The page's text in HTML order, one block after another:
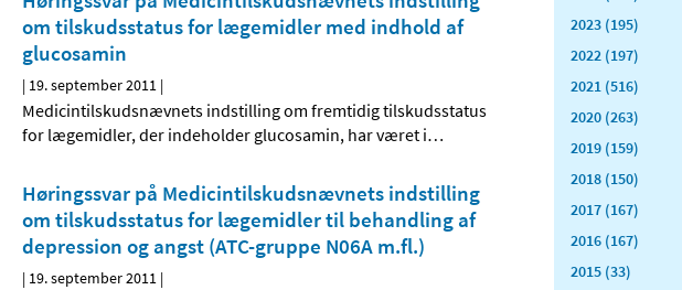
om tilskudsstatus for lægemidler med indhold af
glucosamin
| 19. september 2011 |
Medicintilskudsnævnets indstilling om fremtidig tilskudsstatus
for lægemidler, der indeholder glucosamin, har været i…
Høringssvar på Medicintilskudsnævnets indstilling
om tilskudsstatus for lægemidler til behandling af
depression og angst (ATC-gruppe N06A m.fl.)
| 19. september 2011 |
2023 (195)
2022 (197)
2021 (516)
2020 (263)
2019 (159)
2018 (150)
2017 (167)
2016 (167)
2015 (33)